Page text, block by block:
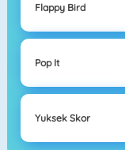
Flappy Bird
Pop It
Yuksek Skor